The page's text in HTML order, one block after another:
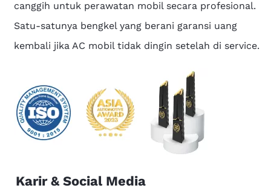
canggih untuk perawatan mobil secara profesional.
Satu-satunya bengkel yang berani garansi uang
kembali jika AC mobil tidak dingin setelah di service.
Karir & Social Media